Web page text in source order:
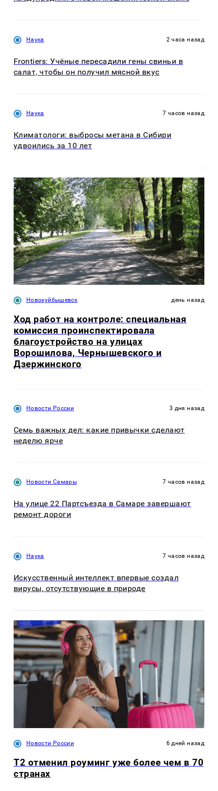
Наука 2 часа назад
Frontiers: Учёные пересадили гены свиньи в
салат, чтобы он получил мясной вкус
Наука 7 часов назад
Климатологи: выбросы метана в Сибири
удвоились за 10 лет
Новокуйбышевск день назад
Ход работ на контроле: специальная
комиссия проинспектировала
благоустройство на улицах
Ворошилова, Чернышевского и
Дзержинского
Новости России 3 дня назад
Семь важных дел: какие привычки сделают
неделю ярче
Новости Самары 7 часов назад
На улице 22 Партсъезда в Самаре завершают
ремонт дороги
Наука 7 часов назад
Искусственный интеллект впервые создал
вирусы, отсутствующие в природе
Новости России 6 дней назад
Т2 отменил роуминг уже более чем в 70
странах